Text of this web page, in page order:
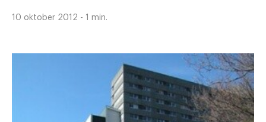
10 oktober 2012 - 1 min.